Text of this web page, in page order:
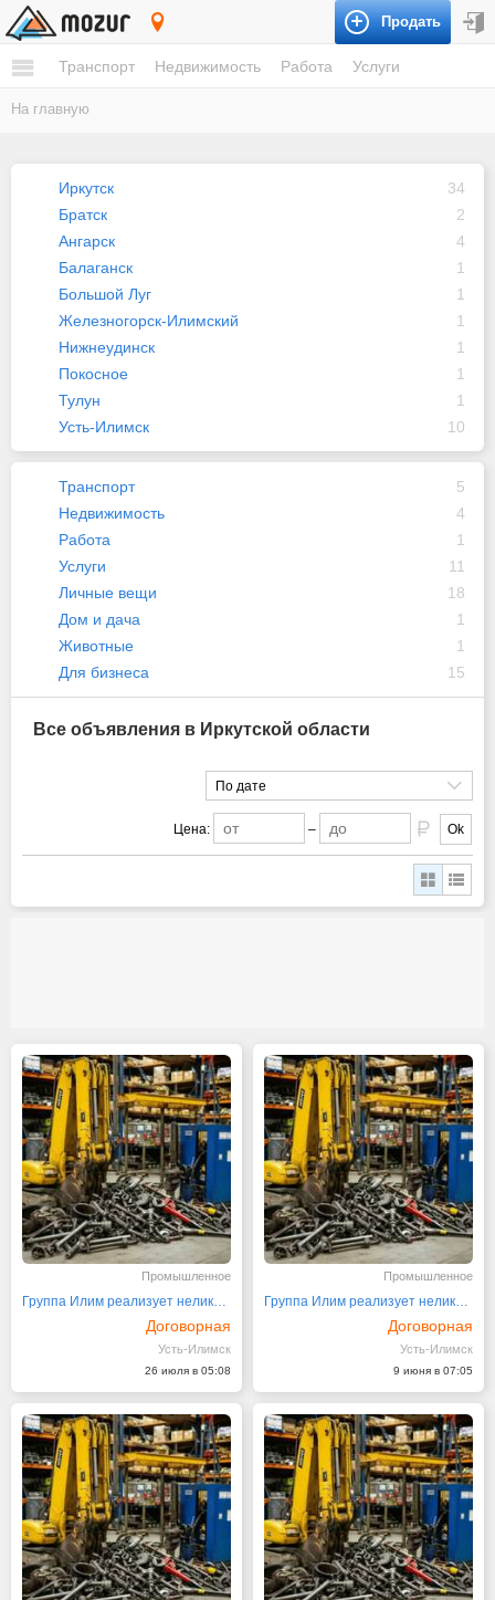
Продать
Транспорт Недвижимость Работа Услуги
На главную
Иркутск
34
Братск
2
Ангарск
4
Балаганск
1
Большой Луг
1
Железногорск-Илимский
1
Нижнеудинск
1
Покосное
1
Тулун
1
Усть-Илимск
10
Транспорт
5
Недвижимость
4
Работа
1
Услуги
11
Личные вещи
18
Дом и дача
1
Животные
1
Для бизнеса
15
Все объявления в Иркутской области
По дате
Цена: – Ok
Промышленное
Группа Илим реализует неликвиды своих предприятий
Договорная
Усть-Илимск
26 июля в 05:08
Промышленное
Группа Илим реализует неликвиды своих предприятий
Договорная
Усть-Илимск
9 июня в 07:05